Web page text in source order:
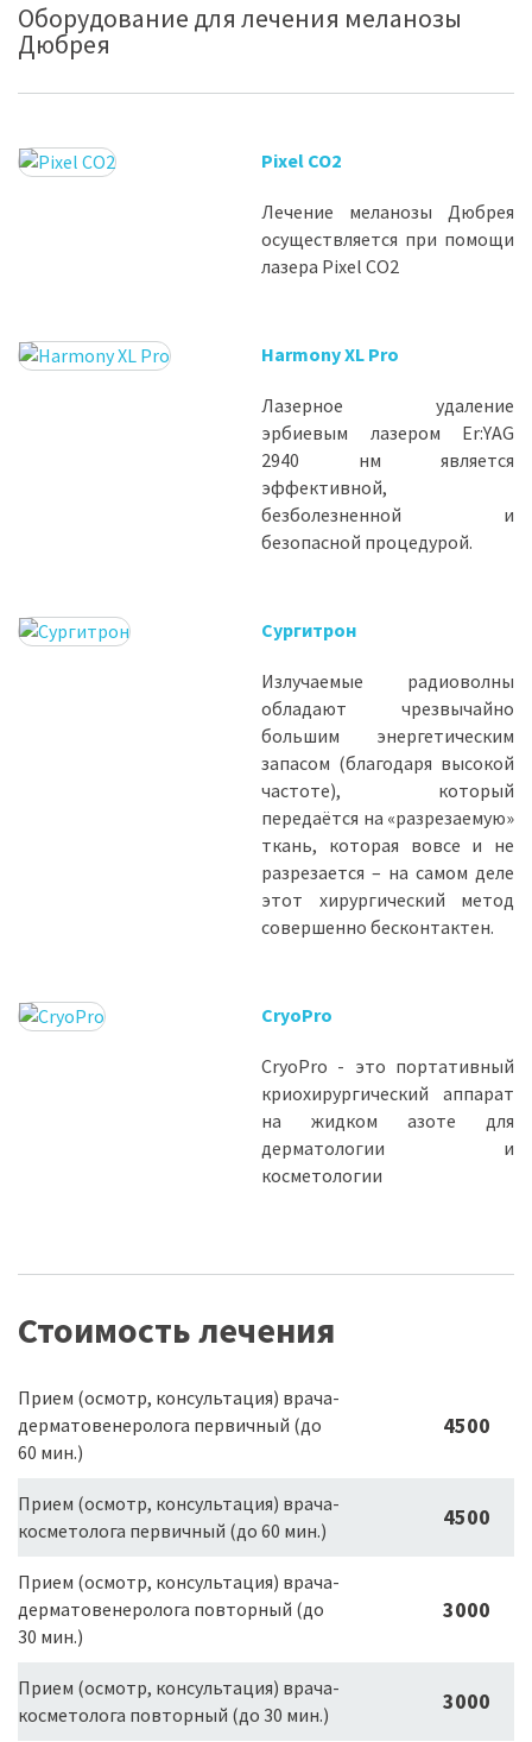
Оборудование для лечения меланозы
Дюбрея
Pixel CO2
Лечение меланозы Дюбрея
осуществляется при помощи
лазера Pixel CO2
Harmony XL Pro
Лазерное удаление
эрбиевым лазером Er:YAG
2940 нм является
эффективной,
безболезненной и
безопасной процедурой.
Сургитрон
Излучаемые радиоволны
обладают чрезвычайно
большим энергетическим
запасом (благодаря высокой
частоте), который
передаётся на «разрезаемую»
ткань, которая вовсе и не
разрезается – на самом деле
этот хирургический метод
совершенно бесконтактен.
CryoPro
CryoPro - это портативный
криохирургический аппарат
на жидком азоте для
дерматологии и
косметологии
Стоимость лечения
Прием (осмотр, консультация) врача-
дерматовенеролога первичный (до
60 мин.)
4500
Прием (осмотр, консультация) врача-
косметолога первичный (до 60 мин.)
4500
Прием (осмотр, консультация) врача-
дерматовенеролога повторный (до
30 мин.)
3000
Прием (осмотр, консультация) врача-
косметолога повторный (до 30 мин.)
3000